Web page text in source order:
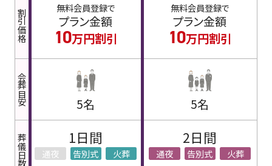
割引価格
会葬目安
葬儀日数
無料会員登録で
プラン金額
10万円割引
5名
1日間
通夜 告別式 火葬
無料会員登録で
プラン金額
10万円割引
5名
2日間
通夜 告別式 火葬